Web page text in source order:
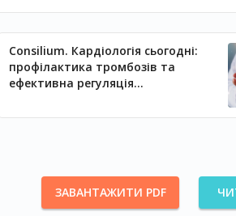
Consilium. Кардіологія сьогодні:
профілактика тромбозів та
ефективна регуляція
ЗАВАНТАЖИТИ PDF